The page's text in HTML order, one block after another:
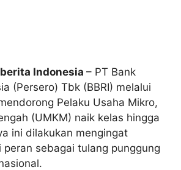
Indonesia – PT Bank
(Persero) Tbk (BBRI) melalui
Pelaku Usaha Mikro,
(UMKM) naik kelas hingga
ini dilakukan mengingat
peran sebagai tulang punggung